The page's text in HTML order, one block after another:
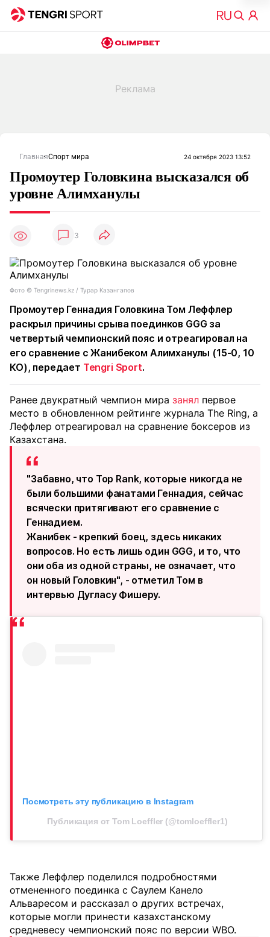
ГлавнаяСпорт мира 24 октября 2023 13:52
Промоутер Головкина высказался об
уровне Алимханулы
3
Фото ©️ Tengrinews.kz / Турар Казангапов
Промоутер Геннадия Головкина Том Леффлер
раскрыл причины срыва поединков GGG за
четвертый чемпионский пояс и отреагировал на
его сравнение с Жанибеком Алимханулы (15-0, 10
КО), передает Tengri Sport.
Ранее двукратный чемпион мира занял первое
место в обновленном рейтинге журнала The Ring, а
Леффлер отреагировал на сравнение боксеров из
Казахстана.
"Забавно, что Top Rank, которые никогда не
были большими фанатами Геннадия, сейчас
всячески притягивают его сравнение с
Геннадием.
Жанибек - крепкий боец, здесь никаких
вопросов. Но есть лишь один GGG, и то, что
они оба из одной страны, не означает, что
он новый Головкин", - отметил Том в
интервью Дугласу Фишеру.
Посмотреть эту публикацию в Instagram
Публикация от Tom Loeffler (@tomloeffler1)
Также Леффлер поделился подробностями
отмененного поединка с Саулем Канело
Альваресом и рассказал о других встречах,
которые могли принести казахстанскому
средневесу чемпионский пояс по версии WBO.